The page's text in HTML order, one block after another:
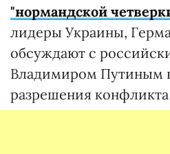
"нормандской
лидеры Украины,
обсуждают с
Владимиром Путиным
разрешения конфликта